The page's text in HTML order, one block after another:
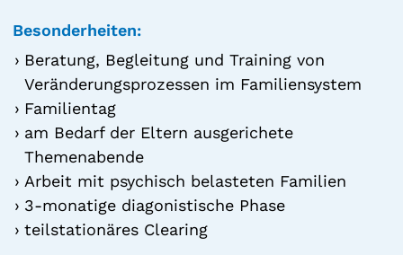
Besonderheiten:
Beratung, Begleitung und Training von
Veränderungsprozessen im Familiensystem
Familientag
am Bedarf der Eltern ausgerichete
Themenabende
Arbeit mit psychisch belasteten Familien
3-monatige diagonistische Phase
teilstationäres Clearing